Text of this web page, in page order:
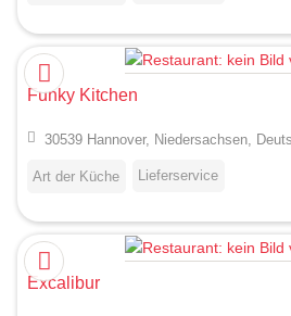
Funky Kitchen
30539 Hannover, Niedersachsen,
Art der Küche Lieferservice
Excalibur